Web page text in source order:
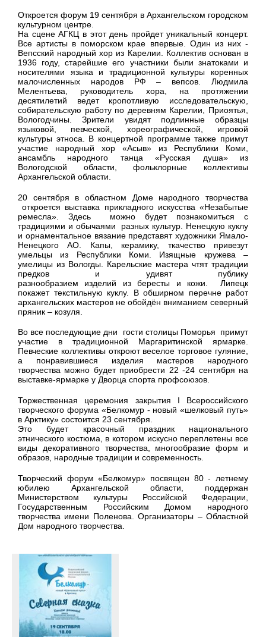
Откроется форум 19 сентября в Архангельском городском
культурном центре.
На сцене АГКЦ в этот день пройдет уникальный концерт.
Все артисты в поморском крае впервые. Один из них -
Вепсский народный хор из Карелии. Коллектив основан в
1936 году, старейшие его участники были знатоками и
носителями языка и традиционной культуры коренных
малочисленных народов РФ – вепсов. Людмила
Мелентьева, руководитель хора, на протяжении
десятилетий ведет кропотливую исследовательскую,
собирательскую работу по деревням Карелии, Приоятья,
Вологодчины. Зрители увидят подлинные образцы
языковой, певческой, хореографической, игровой
культуры этноса. В концертной программе также примут
участие народный хор «Асыв» из Республики Коми,
ансамбль народного танца «Русская душа» из
Вологодской области, фольклорные коллективы
Архангельской области.
20 сентября в областном Доме народного творчества
откроется выставка прикладного искусства «Незабытые
ремесла». Здесь можно будет познакомиться с
традициями и обычаями разных культур. Ненецкую куклу
и орнаментальное вязание представят художники Ямало-
Ненецкого АО. Капы, керамику, ткачество привезут
умельцы из Республики Коми. Изящные кружева –
умелицы из Вологды. Карельские мастера чтят традиции
предков и удивят публику
разнообразием изделий из бересты и кожи. Липецк
покажет текстильную куклу. В обширном перечне работ
архангельских мастеров не обойдён вниманием северный
пряник – козуля.
Во все последующие дни гости столицы Поморья примут
участие в традиционной Маргаритинской ярмарке.
Певческие коллективы откроют веселое торговое гуляние,
а понравившиеся изделия мастеров народного
творчества можно будет приобрести 22 -24 сентября на
выставке-ярмарке у Дворца спорта профсоюзов.
Торжественная церемония закрытия I Всероссийского
творческого форума «Белкомур - новый «шелковый путь»
в Арктику» состоится 23 сентября.
Это будет красочный праздник национального
этнического костюма, в котором искусно переплетены все
виды декоративного творчества, многообразие форм и
образов, народные традиции и современность.
Творческий форум «Белкомур» посвящен 80 - летнему
юбилею Архангельской области, поддержан
Министерством культуры Российской Федерации,
Государственным Российским Домом народного
творчества имени Поленова. Организаторы – Областной
Дом народного творчества.